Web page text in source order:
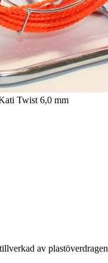
Twist 6,0 mm
av